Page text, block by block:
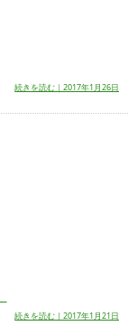
続きを読む｜2017年1月26日
続きを読む｜2017年1月21日